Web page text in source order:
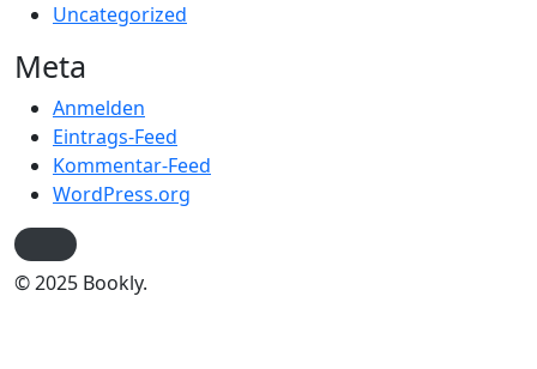
Uncategorized
Meta
Anmelden
Eintrags-Feed
Kommentar-Feed
WordPress.org
© 2025 Bookly.